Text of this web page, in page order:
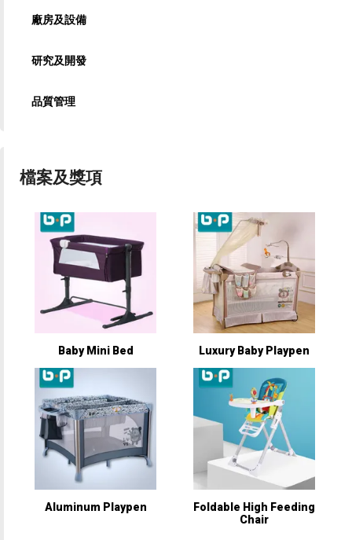
廠房及設備
研究及開發
品質管理
檔案及獎項
Baby Mini Bed Luxury Baby Playpen
Aluminum Playpen
Foldable High Feeding
Chair